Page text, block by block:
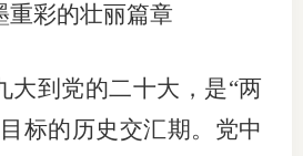
重彩的壮丽篇章
大到党的二十大，是“两
标的历史交汇期。党中